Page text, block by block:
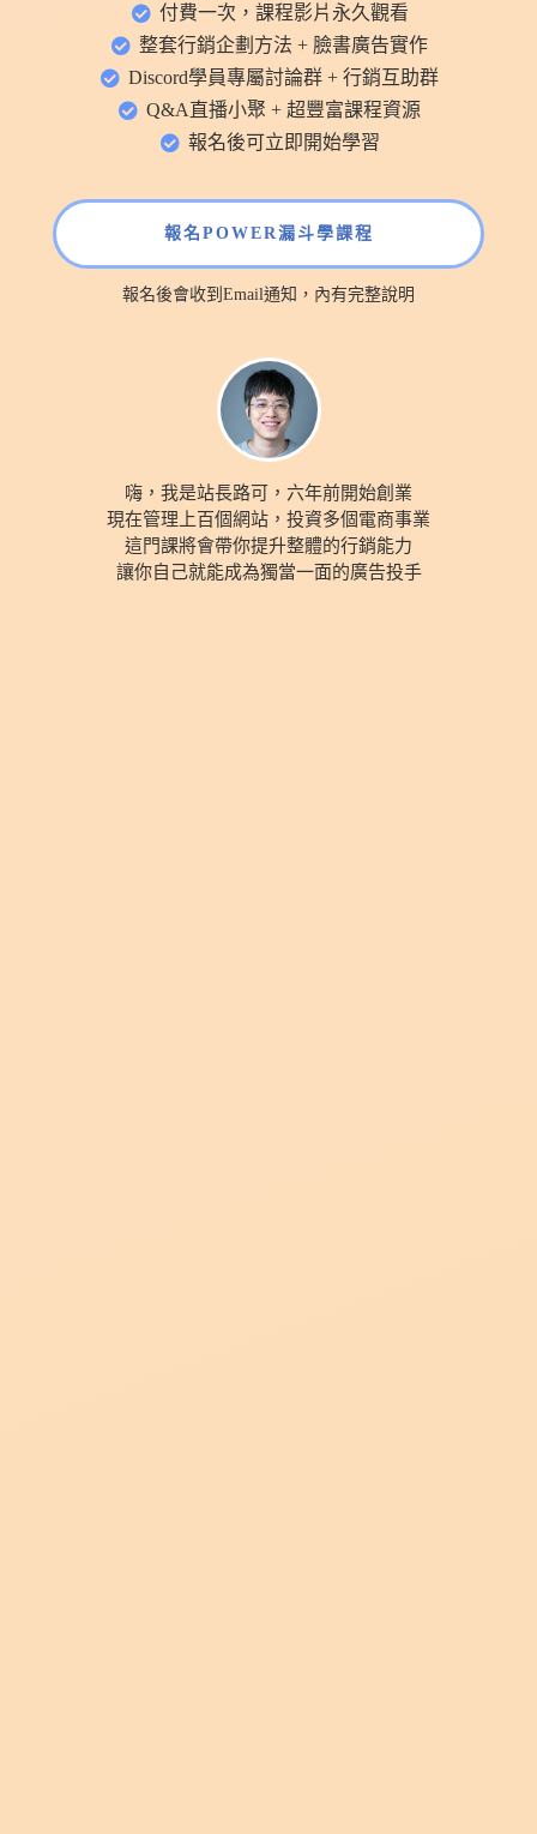
付費一次，課程影片永久觀看
整套行銷企劃方法 + 臉書廣告實作
Discord學員專屬討論群 + 行銷互助群
Q&A直播小聚 + 超豐富課程資源
報名後可立即開始學習
報名 POWER漏斗學課程
報名後會收到Email通知，內有完整說明
嗨，我是站長路可，六年前開始創業
現在管理上百個網站，投資多個電商事業
這門課將會帶你提升整體的行銷能力
讓你自己就能成為獨當一面的廣告投手